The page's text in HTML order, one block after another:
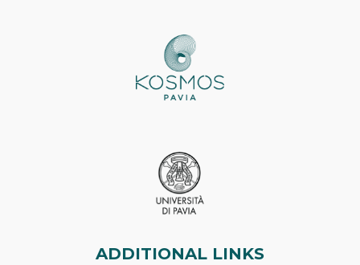
ADDITIONAL LINKS